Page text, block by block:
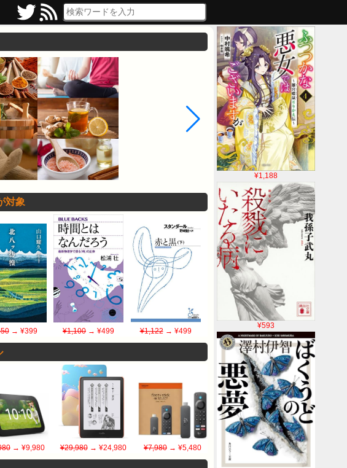
¥1,188
¥593
対象
→ ¥399 ¥1,100 → ¥499 ¥1,122→ ¥499
→ ¥9,980 ¥29,980→ ¥24,980 ¥7,980→ ¥5,480